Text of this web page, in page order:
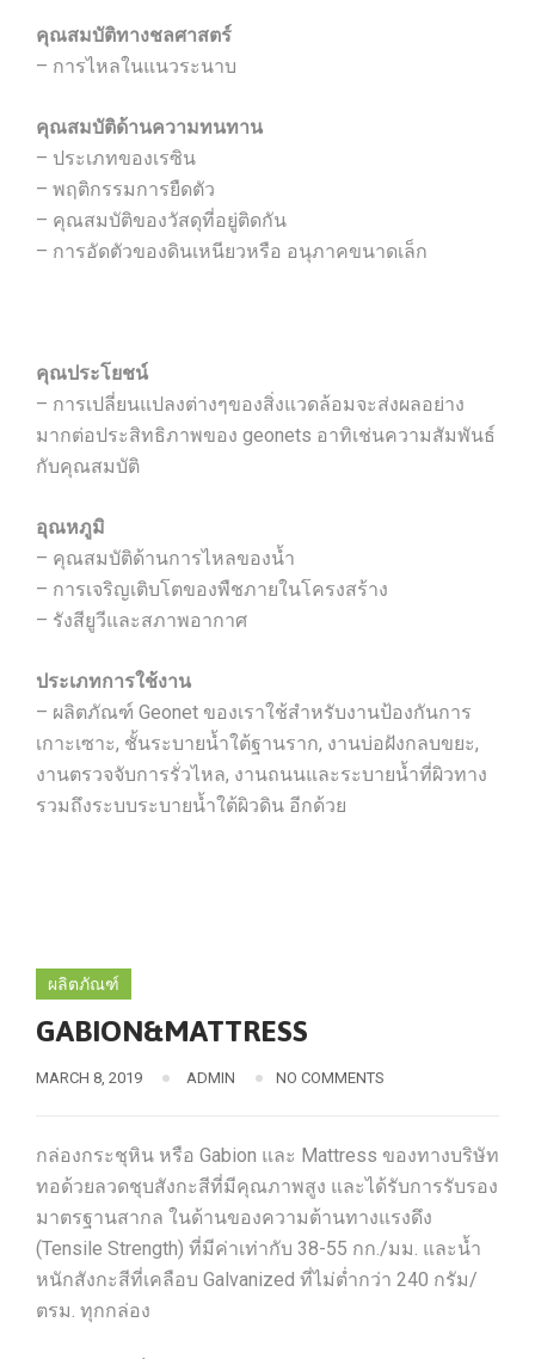
คุณสมบัติทางชลศาสตร์
– การไหลในแนวระนาบ
คุณสมบัติด้านความทนทาน
– ประเภทของเรซิน
– พฤติกรรมการยืดตัว
– คุณสมบัติของวัสดุที่อยู่ติดกัน
– การอัดตัวของดินเหนียวหรือ อนุภาคขนาดเล็ก
คุณประโยชน์
– การเปลี่ยนแปลงต่างๆของสิ่งแวดล้อมจะส่งผลอย่าง
มากต่อประสิทธิภาพของ geonets อาทิเช่นความสัมพันธ์
กับคุณสมบัติ
อุณหภูมิ
– คุณสมบัติด้านการไหลของน้ำ
– การเจริญเติบโตของพืชภายในโครงสร้าง
– รังสียูวีและสภาพอากาศ
ประเภทการใช้งาน
– ผลิตภัณฑ์ Geonet ของเราใช้สำหรับงานป้องกันการ
เกาะเซาะ, ชั้นระบายน้ำใต้ฐานราก, งานบ่อฝังกลบขยะ,
งานตรวจจับการรั่วไหล, งานถนนและระบายน้ำที่ผิวทาง
รวมถึงระบบระบายน้ำใต้ผิวดิน อีกด้วย
ผลิตภัณฑ์
GABION&MATTRESS
MARCH 8, 2019 ADMIN NO COMMENTS
กล่องกระชุหิน หรือ Gabion และ Mattress ของทางบริษัท
ทอด้วยลวดชุบสังกะสีที่มีคุณภาพสูง และได้รับการรับรอง
มาตรฐานสากล ในด้านของความต้านทางแรงดึง
(Tensile Strength) ที่มีค่าเท่ากับ 38-55 กก./มม. และน้ำ
หนักสังกะสีที่เคลือบ Galvanized ที่ไม่ต่ำกว่า 240 กรัม/
ตรม. ทุกกล่อง